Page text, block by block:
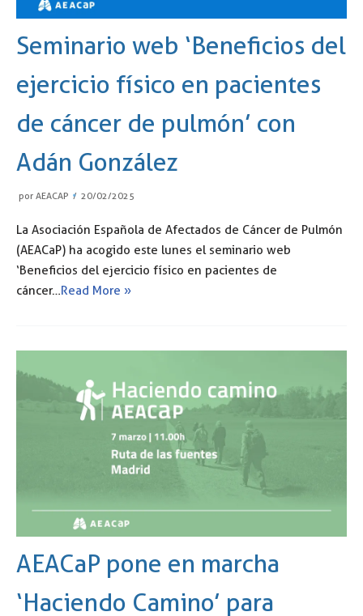
Seminario web ‘Beneficios del
ejercicio físico en pacientes
de cáncer de pulmón’ con
Adán González
por AEACAP 20/02/2025
La Asociación Española de Afectados de Cáncer de Pulmón
(AEACaP) ha acogido este lunes el seminario web
‘Beneficios del ejercicio físico en pacientes de
cáncer…Read More »
AEACaP pone en marcha
‘Haciendo Camino’ para